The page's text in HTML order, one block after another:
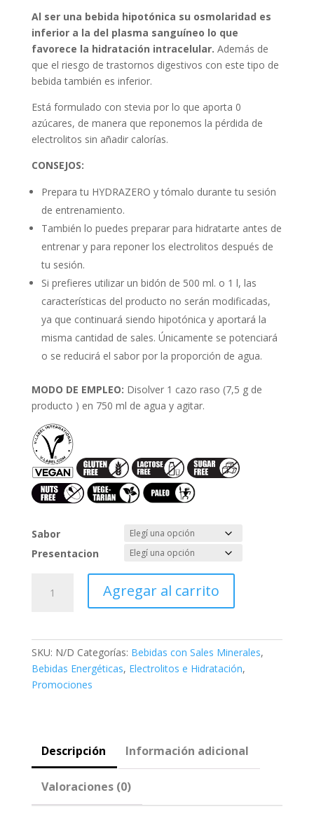
Al ser una bebida hipotónica su osmolaridad es
inferior a la del plasma sanguíneo lo que
favorece la hidratación intracelular. Además de
que el riesgo de trastornos digestivos con este tipo de
bebida también es inferior.
Está formulado con stevia por lo que aporta 0
azúcares, de manera que reponemos la pérdida de
electrolitos sin añadir calorías.
CONSEJOS:
Prepara tu HYDRAZERO y tómalo durante tu sesión
de entrenamiento.
También lo puedes preparar para hidratarte antes de
entrenar y para reponer los electrolitos después de
tu sesión.
Si prefieres utilizar un bidón de 500 ml. o 1 l, las
características del producto no serán modificadas,
ya que continuará siendo hipotónica y aportará la
misma cantidad de sales. Únicamente se potenciará
o se reducirá el sabor por la proporción de agua.
MODO DE EMPLEO: Disolver 1 cazo raso (7,5 g de
producto ) en 750 ml de agua y agitar.
Sabor
Presentacion
Monodosis
Agregar al carrito
SKU: N/D Categorías: Bebidas con Sales Minerales,
Bebidas Energéticas, Electrolitos e Hidratación,
Promociones
Descripción Información adicional
Valoraciones (0)